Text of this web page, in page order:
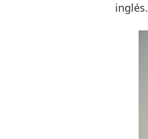
inglés.